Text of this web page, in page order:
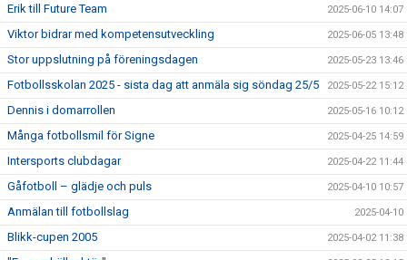
Erik till Future Team 2025-06-10 14:07
Viktor bidrar med kompetensutveckling 2025-06-05 13:48
Stor uppslutning på föreningsdagen 2025-05-23 13:46
Fotbollsskolan 2025 - sista dag att anmäla sig söndag 25/5 2025-05-22 15:12
Dennis i domarrollen 2025-05-16 10:12
Många fotbollsmil för Signe 2025-04-25 14:59
Intersports clubdagar 2025-04-22 11:44
Gåfotboll – glädje och puls 2025-04-10 10:57
Anmälan till fotbollslag 2025-04-10
Blikk-cupen 2005 2025-04-02 11:38